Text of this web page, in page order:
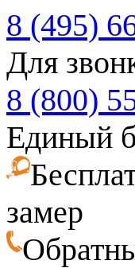
8 (495)
Для
8 (800)
Единый
замер